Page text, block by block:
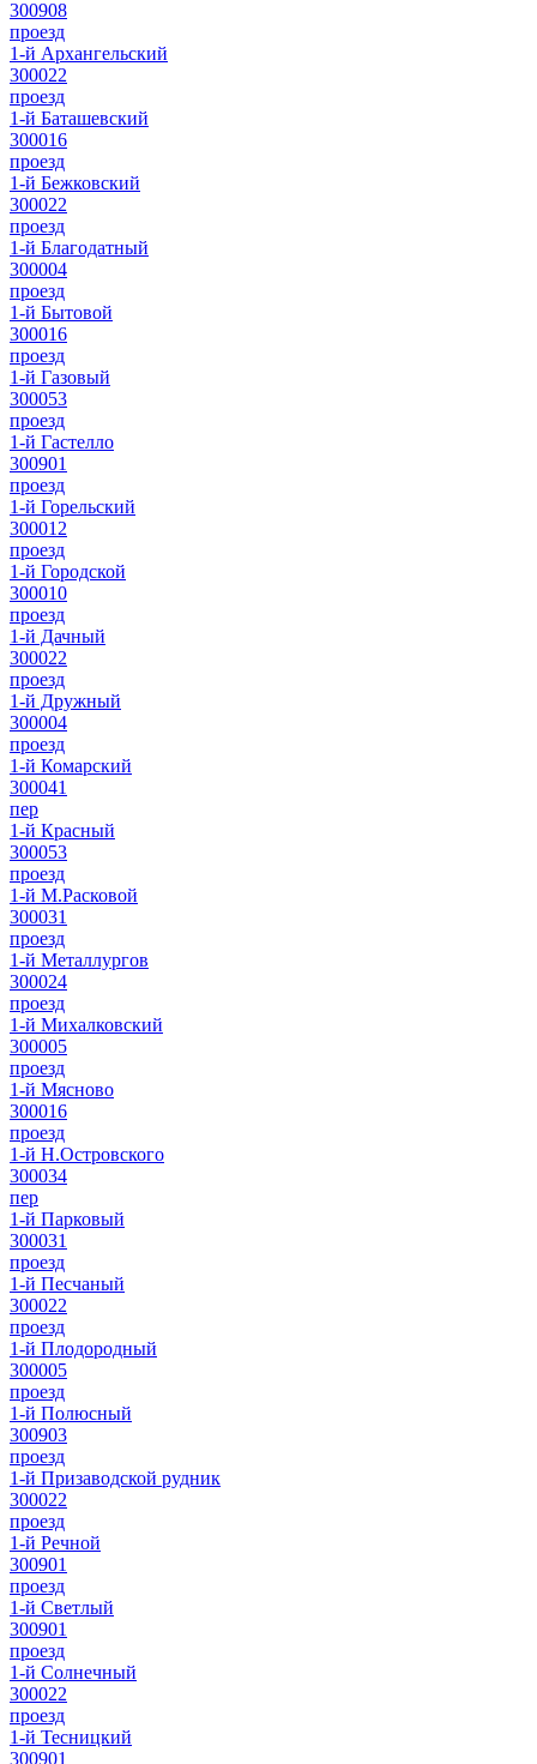
300908
проезд
1-й Архангельский
300022
проезд
1-й Баташевский
300016
проезд
1-й Бежковский
300022
проезд
1-й Благодатный
300004
проезд
1-й Бытовой
300016
проезд
1-й Газовый
300053
проезд
1-й Гастелло
300901
проезд
1-й Горельский
300012
проезд
1-й Городской
300010
проезд
1-й Дачный
300022
проезд
1-й Дружный
300004
проезд
1-й Комарский
300041
пер
1-й Красный
300053
проезд
1-й М.Расковой
300031
проезд
1-й Металлургов
300024
проезд
1-й Михалковский
300005
проезд
1-й Мясново
300016
проезд
1-й Н.Островского
300034
пер
1-й Парковый
300031
проезд
1-й Песчаный
300022
проезд
1-й Плодородный
300005
проезд
1-й Полюсный
300903
проезд
1-й Призаводской рудник
300022
проезд
1-й Речной
300901
проезд
1-й Светлый
300901
проезд
1-й Солнечный
300022
проезд
1-й Тесницкий
300901